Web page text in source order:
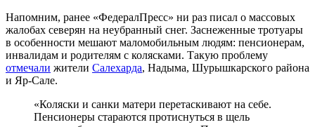
Напомним, ранее «ФедералПресс» ни раз писал о массовых
жалобах северян на неубранный снег. Заснеженные тротуары
в особенности мешают маломобильным людям: пенсионерам,
инвалидам и родителям с колясками. Такую проблему
отмечали жители Салехарда, Надыма, Шурышкарского района
и Яр-Сале.
«Коляски и санки матери перетаскивают на себе.
Пенсионеры стараются протиснуться в щель